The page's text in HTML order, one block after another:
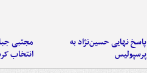
پاسخ نهایی حسین‌نژاد به
پرسپولیس
مجتبی
انتخاب